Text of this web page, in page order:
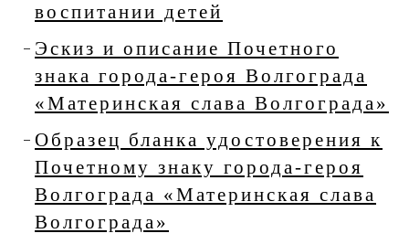
воспитании детей
Эскиз и описание Почетного
знака города-героя Волгограда
«Материнская слава Волгограда»
Образец бланка удостоверения к
Почетному знаку города-героя
Волгограда «Материнская слава
Волгограда»